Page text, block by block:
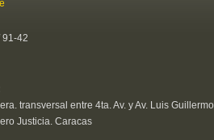
91-42
transversal entre 4ta. Av. y Av. Luis Guillermo
Justicia. Caracas